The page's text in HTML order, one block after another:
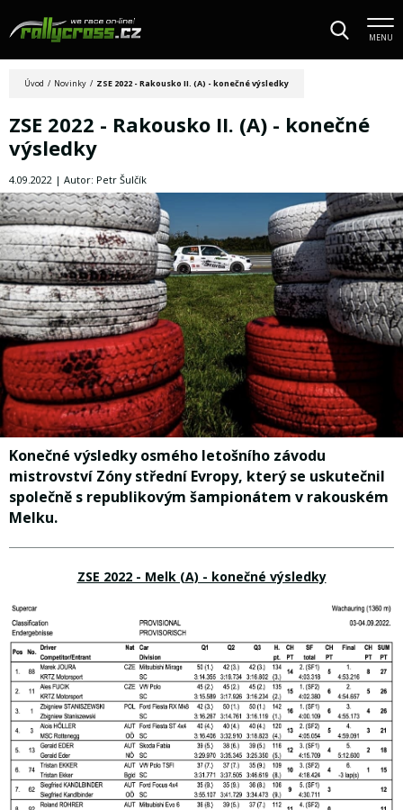
MENU
Úvod / Novinky / ZSE 2022 - Rakousko II. (A) - konečné výsledky
ZSE 2022 - Rakousko II. (A) - konečné
výsledky
4.09.2022 | Autor: Petr Šulčík
Konečné výsledky osmého letošního závodu
mistrovství Zóny střední Evropy, který se uskutečnil
společně s republikovým šampionátem v rakouském
Melku.
ZSE 2022 - Melk (A) - konečné výsledky